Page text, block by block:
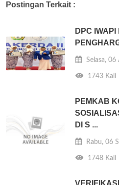
Postingan Terkait :
DPC
Selasa,
1743 Kali
PEMKAB
DI S ...
Rabu, 06
1748 Kali